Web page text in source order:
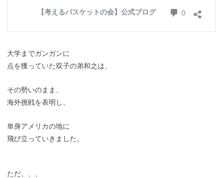
大学までガンガンに
点を獲っていた双子の弟和之は、
その勢いのまま、
海外挑戦を表明し、
単身アメリカの地に
飛び立っていきました。
ただ、、、